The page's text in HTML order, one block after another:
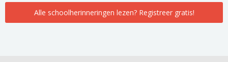
Alle schoolherinneringen lezen? Registreer gratis!